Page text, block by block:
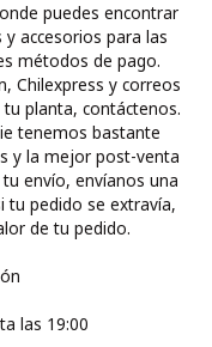
puedes encontrar
accesorios para las
métodos de pago.
Chilexpress y correos
planta, contáctenos.
tenemos bastante
y la mejor post-venta
envío, envíanos una
pedido se extravía,
de tu pedido.
las 19:00